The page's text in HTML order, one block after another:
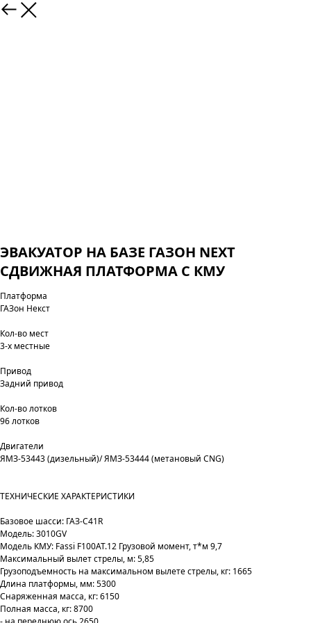
ЭВАКУАТОР НА БАЗЕ ГАЗОН NEXT
СДВИЖНАЯ ПЛАТФОРМА С КМУ
Платформа
ГАЗон Некст
Кол-во мест
3-х местные
Привод
Задний привод
Кол-во лотков
96 лотков
Двигатели
ЯМЗ-53443 (дизельный)/ ЯМЗ-53444 (метановый CNG)
ТЕХНИЧЕСКИЕ ХАРАКТЕРИСТИКИ
Базовое шасси: ГАЗ-С41R
Модель: 3010GV
Модель КМУ: Fassi F100AT.12 Грузовой момент, т*м 9,7
Максимальный вылет стрелы, м: 5,85
Грузоподъемность на максимальном вылете стрелы, кг: 1665
Длина платформы, мм: 5300
Снаряженная масса, кг: 6150
Полная масса, кг: 8700